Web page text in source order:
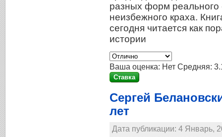
разных форм реального
неизбежного краха.
сегодня читается как
истории
Ваша оценка: Нет Средняя:
Сергей
лет
Дата публикации: 4 Январь,